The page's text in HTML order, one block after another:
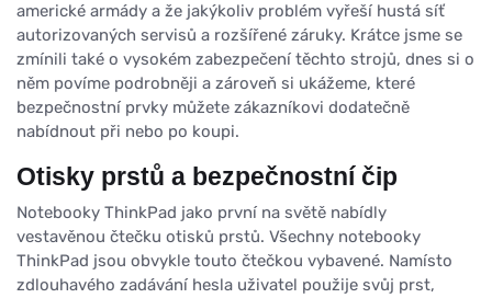
americké armády a že jakýkoliv problém vyřeší hustá síť
autorizovaných servisů a rozšířené záruky. Krátce jsme se
zmínili také o vysokém zabezpečení těchto strojů, dnes si o
něm povíme podrobněji a zároveň si ukážeme, které
bezpečnostní prvky můžete zákazníkovi dodatečně
nabídnout při nebo po koupi.
Otisky prstů a bezpečnostní čip
Notebooky ThinkPad jako první na světě nabídly
vestavěnou čtečku otisků prstů. Všechny notebooky
ThinkPad jsou obvykle touto čtečkou vybavené. Namísto
zdlouhavého zadávání hesla uživatel použije svůj prst,